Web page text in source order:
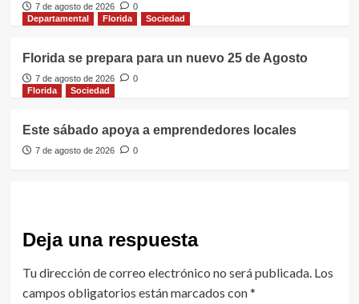
7 de agosto de 2026
0
Departamental
Florida Sociedad
Florida se prepara para un nuevo 25 de Agosto
7 de agosto de 2026
0
Florida
Sociedad
Este sábado apoya a emprendedores locales
7 de agosto de 2026 0
Deja una respuesta
Tu dirección de correo electrónico no será publicada. Los
campos obligatorios están marcados con*